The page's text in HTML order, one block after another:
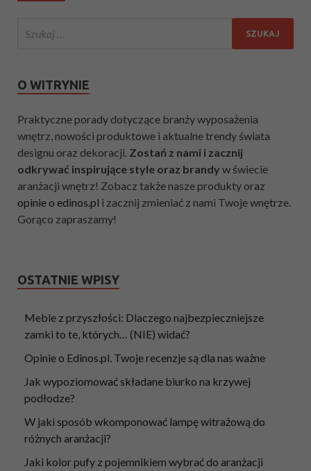
O WITRYNIE
Praktyczne porady dotyczące branży wyposażenia
wnętrz, nowości produktowe i aktualne trendy świata
designu oraz dekoracji. Zostań z nami i zacznij
odkrywać inspirujące style oraz brandy w świecie
aranżacji wnętrz! Zobacz także nasze produkty oraz
opinie o edinos.pl i zacznij zmieniać z nami Twoje wnętrze.
Gorąco zapraszamy!
OSTATNIE WPISY
Meble z przyszłości: Dlaczego najbezpieczniejsze
zamki to te, których… (NIE) widać?
Opinie o Edinos.pl. Twoje recenzje są dla nas ważne
Jak wypoziomować składane biurko na krzywej
podłodze?
W jaki sposób wkomponować lampę witrażową do
różnych aranżacji?
Jaki kolor pufy z pojemnikiem wybrać do aranżacji